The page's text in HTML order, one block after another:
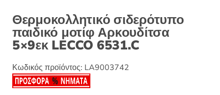
Θερμοκολλητικό σιδερότυπο
παιδικό μοτίφ Αρκουδίτσα
5×9εκ LECCO 6531.C
Κωδικός προϊόντος: LA9003742